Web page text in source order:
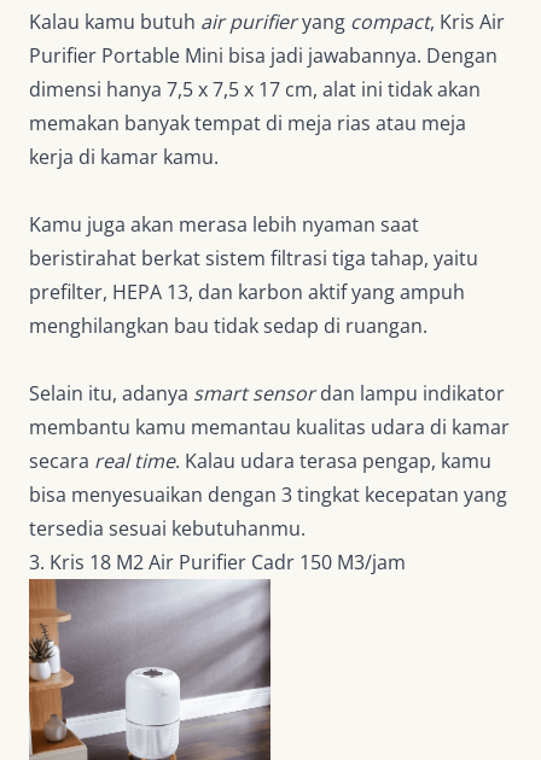
Kalau kamu butuh air purifieryang compact, Kris Air
Purifier Portable Mini bisa jadi jawabannya. Dengan
dimensi hanya 7,5 x 7,5 x 17 cm, alat ini tidak akan
memakan banyak tempat di meja rias atau meja
kerja di kamar kamu.
Kamu juga akan merasa lebih nyaman saat
beristirahat berkat sistem filtrasi tiga tahap, yaitu
prefilter, HEPA 13, dan karbon aktif yang ampuh
menghilangkan bau tidak sedap di ruangan.
Selain itu, adanya smart sensordan lampu indikator
membantu kamu memantau kualitas udara di kamar
secara real time. Kalau udara terasa pengap, kamu
bisa menyesuaikan dengan 3 tingkat kecepatan yang
tersedia sesuai kebutuhanmu.
3. Kris 18 M2 Air Purifier Cadr 150 M3/jam